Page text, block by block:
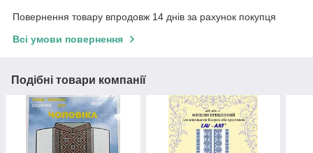
Повернення товару впродовж 14 днів за рахунок покупця
Всі умови повернення
Подібні товари компанії